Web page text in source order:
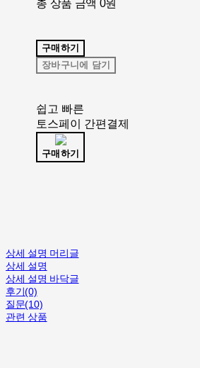
총 상품 금액 0원
구매하기
장바구니에 담기
쉽고 빠른
토스페이 간편결제
구매하기
상세 설명 머리글
상세 설명
상세 설명 바닥글
후기(0)
질문(10)
관련 상품